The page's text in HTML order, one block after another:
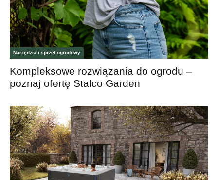
Narzędzia i sprzęt ogrodowy
Kompleksowe rozwiązania do ogrodu –
poznaj ofertę Stalco Garden